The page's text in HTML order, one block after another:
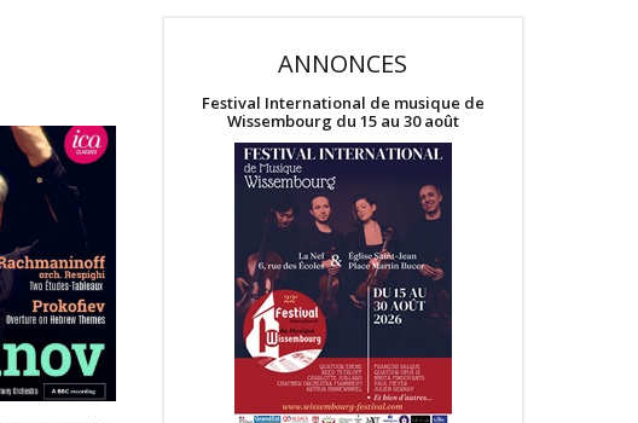
ANNONCES
Festival International de musique de
Wissembourg du 15 au 30 août